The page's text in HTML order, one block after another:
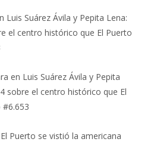
Luis Suárez Ávila y Pepita Lena:
el centro histórico que El Puerto
en Luis Suárez Ávila y Pepita
sobre el centro histórico que El
Puerto se vistió la americana